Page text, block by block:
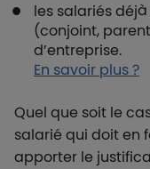
les salariés
(conjoint,
d’entreprise.
En savoir plus ?
Quel que soit le
salarié qui doit en
apporter le